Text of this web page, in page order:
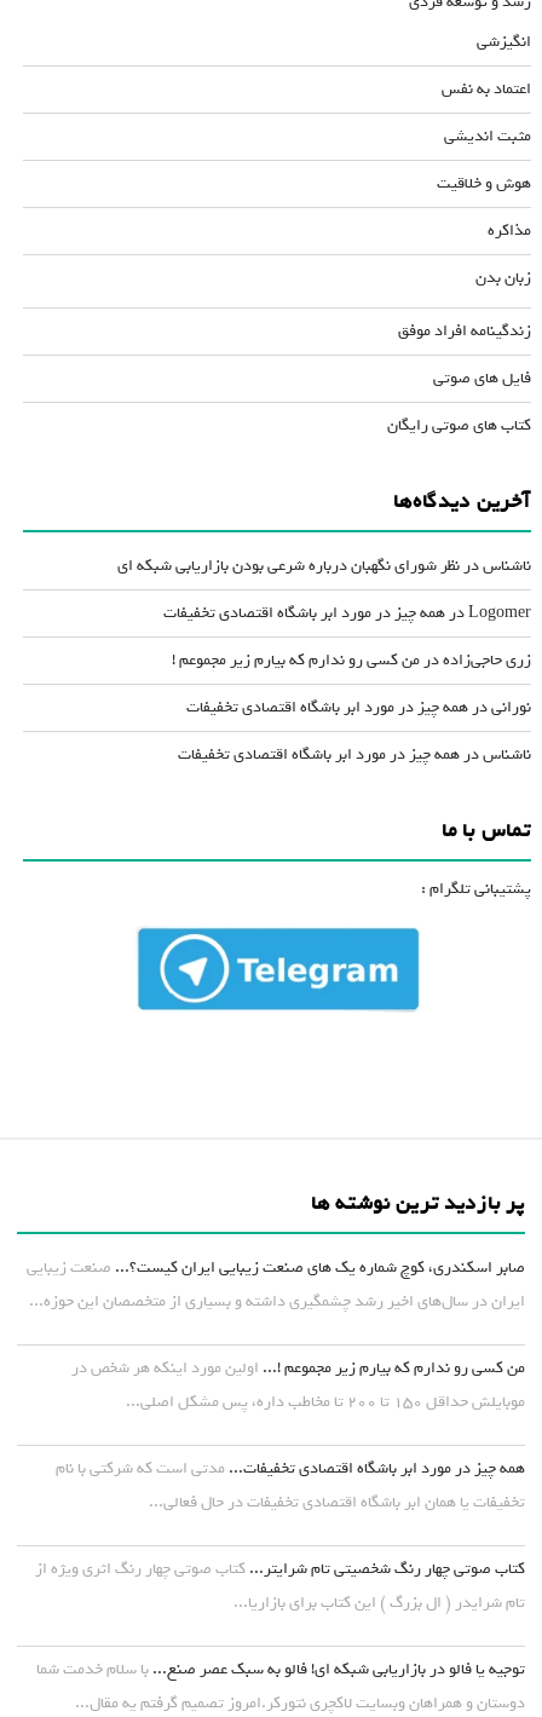
انگیزشی
اعتماد به نفس
مثبت اندیشی
هوش و خلاقیت
مذاکره
زبان بدن
زندگینامه افراد موفق
فایل های صوتی
کتاب های صوتی رایگان
آخرین دیدگاه‌ها
ناشناسدرنظر شورای نگهبان درباره شرعی بودن بازاریابی شبکه ای
Logomerدرهمه چیز در مورد ابر باشگاه اقتصادی تخفیفات
زری حاجی‌زادهدرمن کسی رو ندارم که بیارم زیر مجموعم !
نورانیدرهمه چیز در مورد ابر باشگاه اقتصادی تخفیفات
ناشناسدرهمه چیز در مورد ابر باشگاه اقتصادی تخفیفات
تماس با ما
پشتیبانی تلگرام :
پر بازدید ترین نوشته ها
صابر اسکندری، کوچ شماره یک های صنعت زیبایی ایران کیست؟... صنعت زیبایی
ایران در سال‌های اخیر رشد چشمگیری داشته و بسیاری از متخصصان این حوزه...
من کسی رو ندارم که بیارم زیر مجموعم !... اولین مورد اینکه هر شخص در
موبایلش حداقل ۱۵۰ تا ۲۰۰ تا مخاطب داره، پس مشکل اصلی...
همه چیز در مورد ابر باشگاه اقتصادی تخفیفات... مدتی است که شرکتی با نام
تخفیفات یا همان ابر باشگاه اقتصادی تخفیفات در حال فعالی...
کتاب صوتی چهار رنگ شخصیتی تام شرایتر... کتاب صوتی چهار رنگ اثری ویژه از
تام شرایدر ( ال بزرگ ) این کتاب برای بازاریا...
توجیه یا فالو در بازاریابی شبکه ای! فالو به سبک عصر صنع... با سلام خدمت شما
دوستان و همراهان وبسایت لاکچری نتورکر.امروز تصمیم گرفتم یه مقال...